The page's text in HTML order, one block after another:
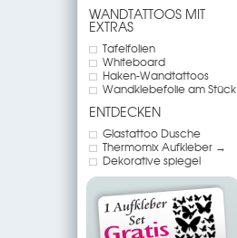
WANDTATTOOS MIT
EXTRAS
Tafelfolien
Whiteboard
Haken-Wandtattoos
Wandklebefolie am Stück
ENTDECKEN
Glastattoo Dusche
Thermomix Aufkleber →
Dekorative spiegel